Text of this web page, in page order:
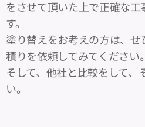
をさせて頂いた上で正確な
す。
塗り替えをお考えの方は、
積りを依頼してみてください。
そして、他社と比較をして、
い。